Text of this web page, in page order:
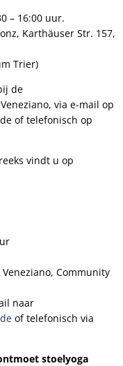
– 16:00 uur.
Karthäuser Str. 157,
Trier)
de
via e-mail op
of telefonisch op
vindt u op
Community
naar
of telefonisch via
stoelyoga